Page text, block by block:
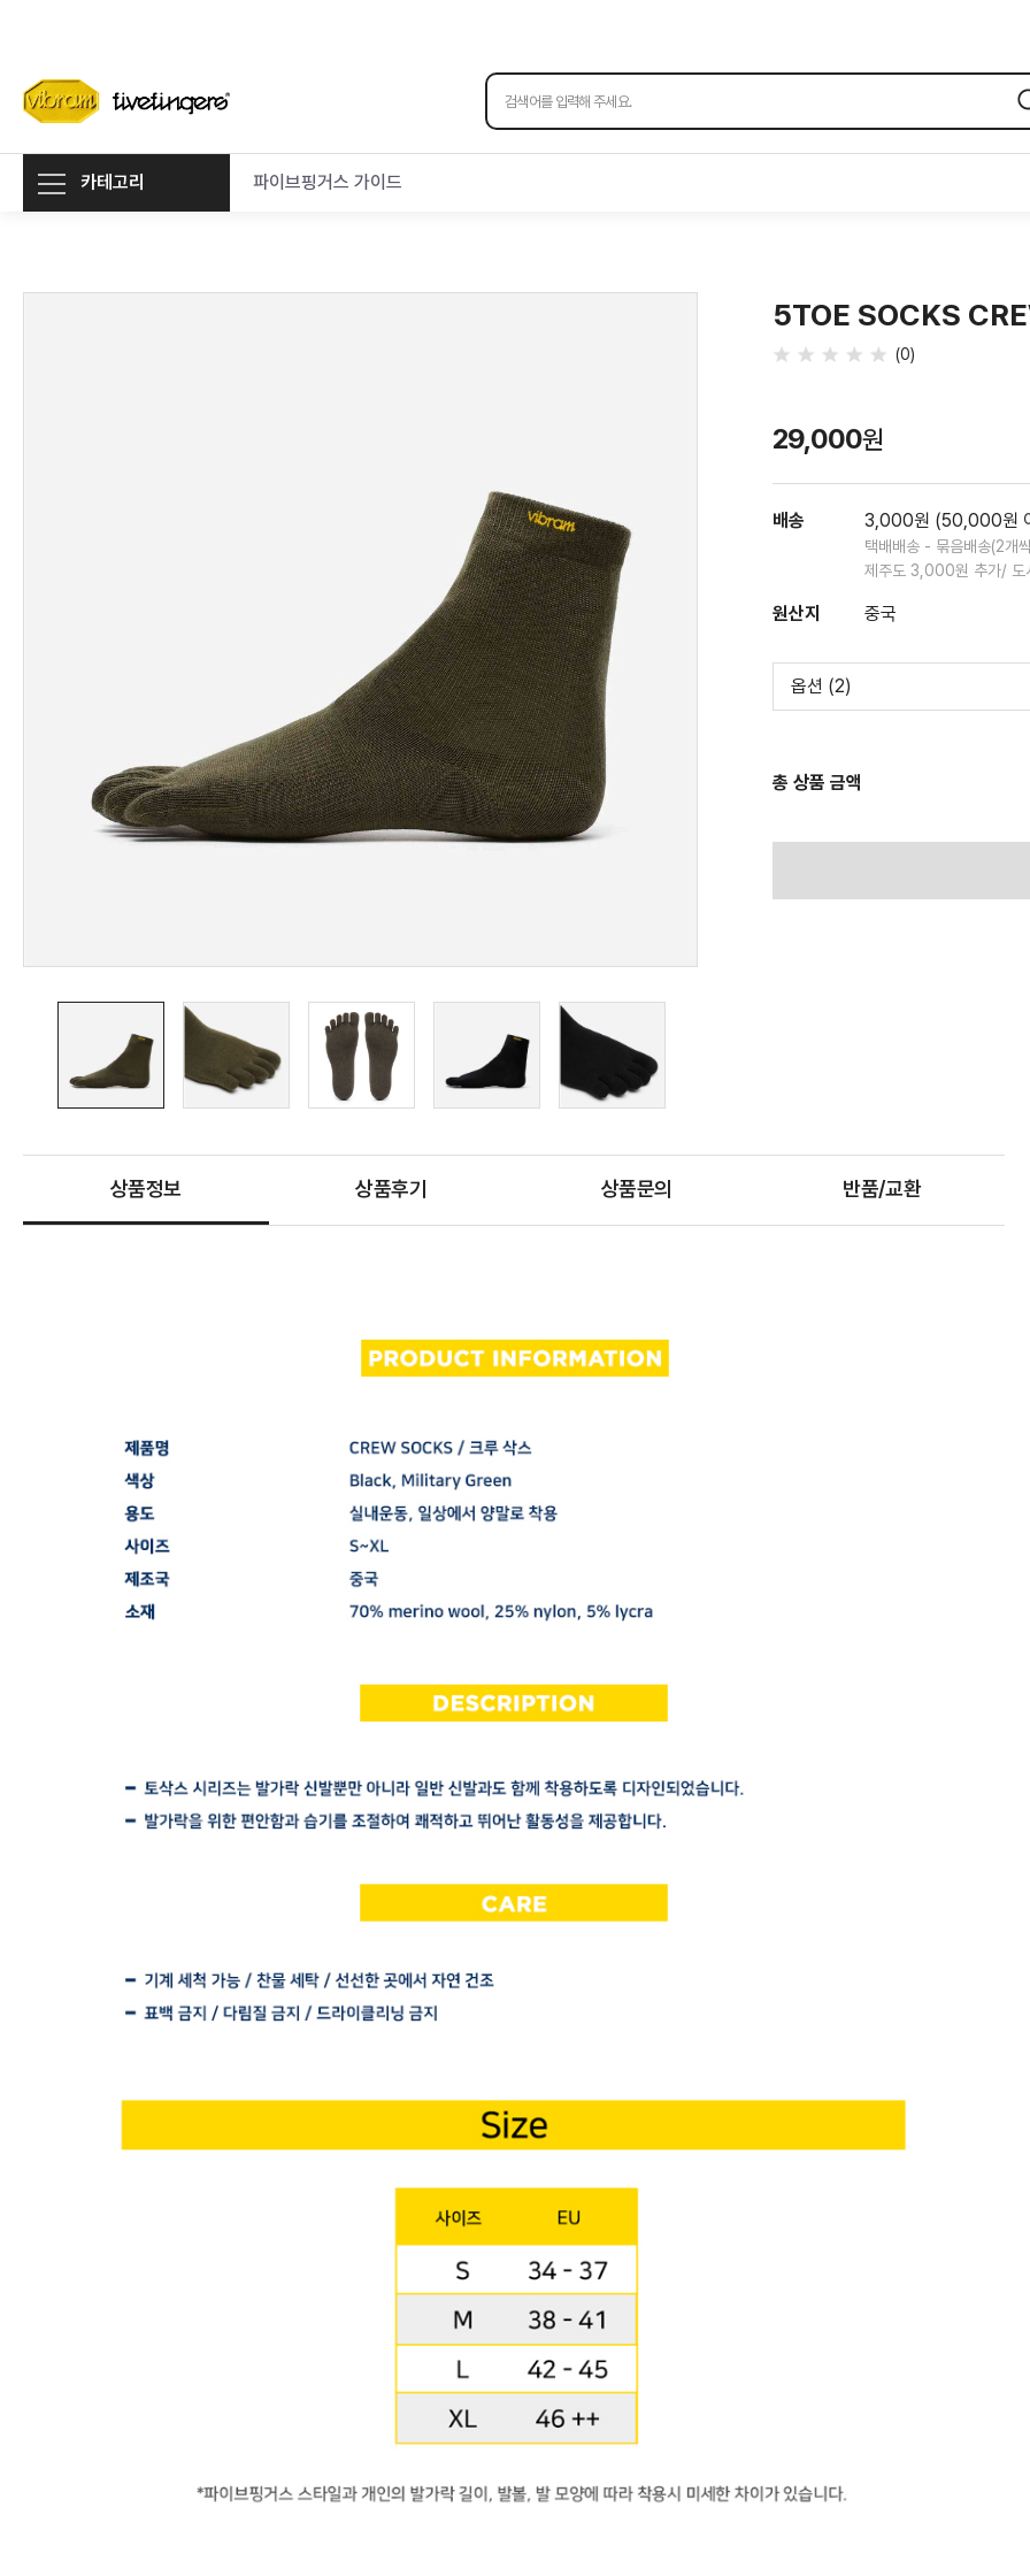
검
색
카테고리 파이브핑거스 가이드
5TOE SOCKS
평
(0)
29,000원
배송 3,000원 (50,000원
택배배송 - 묶음배송(2개
제주도 3,000원 추가/ 도
원산지 중국
옵션 (2)
총 상품 금액
상품정보 상품후기 상품문의 반품/교환